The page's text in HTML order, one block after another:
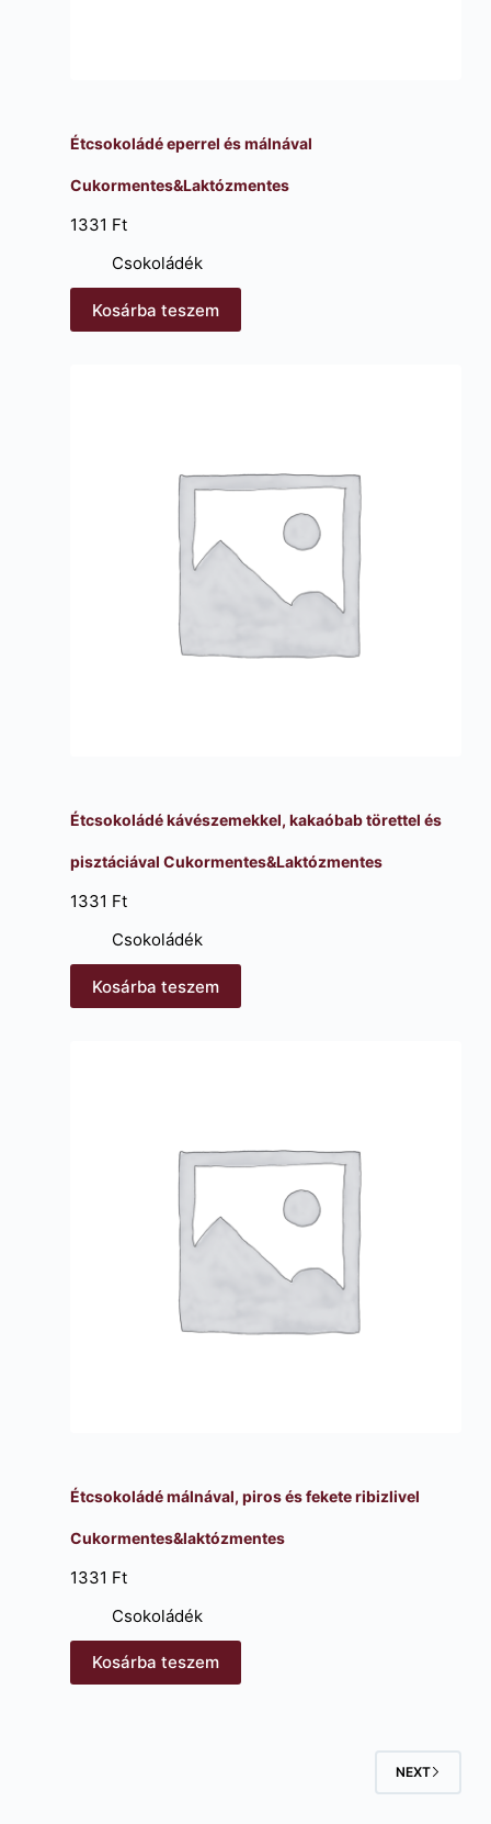
Étcsokoládé eperrel és málnával
Cukormentes&Laktózmentes
1331 Ft
Csokoládék
Kosárba teszem
Étcsokoládé kávészemekkel, kakaóbab törettel és
pisztáciával Cukormentes&Laktózmentes
1331 Ft
Csokoládék
Kosárba teszem
Étcsokoládé málnával, piros és fekete ribizlivel
Cukormentes&laktózmentes
1331 Ft
Csokoládék
Kosárba teszem
NEXT